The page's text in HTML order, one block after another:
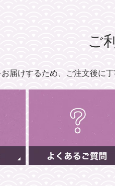
ご
届けするため、 ご注文後に